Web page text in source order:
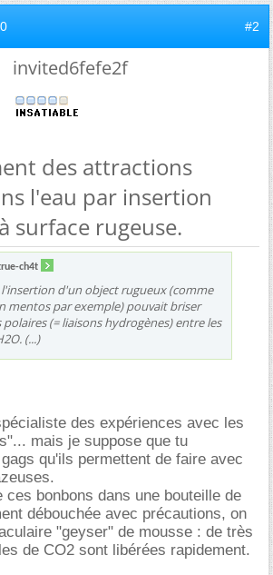
#2
invited6fefe2f
des attractions
l'eau par insertion
surface rugeuse.
ch4t
d'un object rugueux (comme
mentos par exemple) pouvait briser
(= liaisons hydrogènes) entre les
(...)
des expériences avec les
mais je suppose que tu
qu'ils permettent de faire avec
ces bonbons dans une bouteille de
débouchée avec précautions, on
"geyser" de mousse : de très
de CO2 sont libérées rapidement.